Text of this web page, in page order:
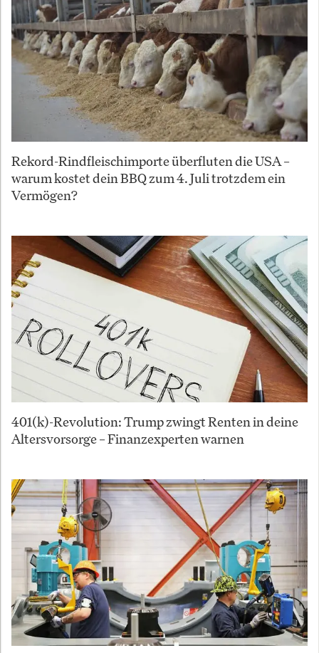
Rekord-Rindfleischimporte überfluten die USA –
warum kostet dein BBQ zum 4. Juli trotzdem ein
Vermögen?
401(k)-Revolution: Trump zwingt Renten in deine
Altersvorsorge – Finanzexperten warnen